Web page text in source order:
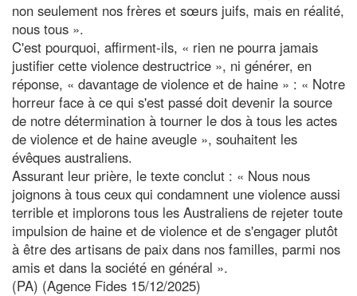
non seulement nos frères et sœurs juifs, mais en réalité,
nous tous ».
C'est pourquoi, affirment-ils, « rien ne pourra jamais
justifier cette violence destructrice », ni générer, en
réponse, « davantage de violence et de haine » : « Notre
horreur face à ce qui s'est passé doit devenir la source
de notre détermination à tourner le dos à tous les actes
de violence et de haine aveugle », souhaitent les
évêques australiens.
Assurant leur prière, le texte conclut : « Nous nous
joignons à tous ceux qui condamnent une violence aussi
terrible et implorons tous les Australiens de rejeter toute
impulsion de haine et de violence et de s'engager plutôt
à être des artisans de paix dans nos familles, parmi nos
amis et dans la société en général ».
(PA) (Agence Fides 15/12/2025)